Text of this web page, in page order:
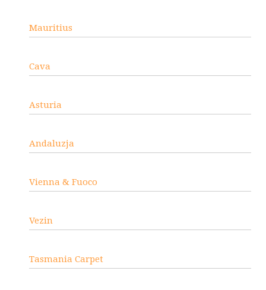
Mauritius
Cava
Asturia
Andaluzja
Vienna & Fuoco
Vezin
Tasmania Carpet